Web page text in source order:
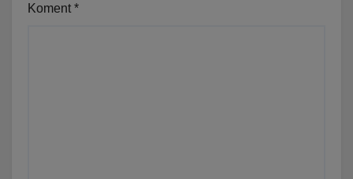
Koment *